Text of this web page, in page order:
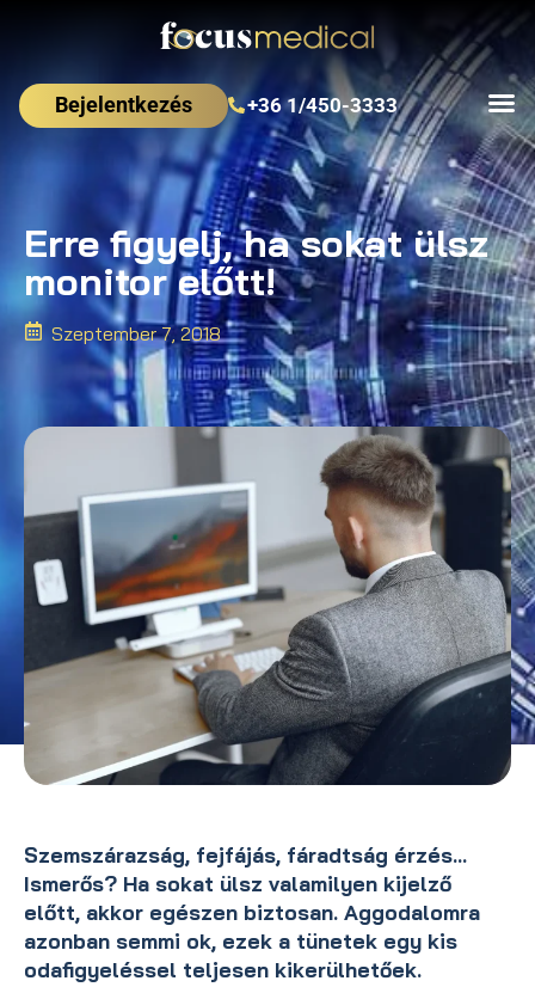
Bejelentkezés +36 1/450-3333
Erre figyelj, ha sokat ülsz
monitor előtt!
Szeptember 7, 2018
Szemszárazság, fejfájás, fáradtság érzés…
Ismerős? Ha sokat ülsz valamilyen kijelző
előtt, akkor egészen biztosan. Aggodalomra
azonban semmi ok, ezek a tünetek egy kis
odafigyeléssel teljesen kikerülhetőek.